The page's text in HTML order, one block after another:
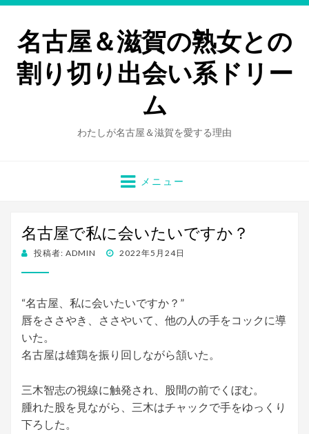
名古屋＆滋賀の熟女との
割り切り出会い系ドリー
ム
わたしが名古屋＆滋賀を愛する理由
メニュー
名古屋で私に会いたいですか？
投稿者: ADMIN
投 2022年5月24日
“名古屋、私に会いたいですか？”
唇をささやき、ささやいて、他の人の手をコックに導
いた。
名古屋は雄鶏を振り回しながら頷いた。
三木智志の視線に触発され、股間の前でくぼむ。
腫れた股を見ながら、三木はチャックで手をゆっくり
下ろした。